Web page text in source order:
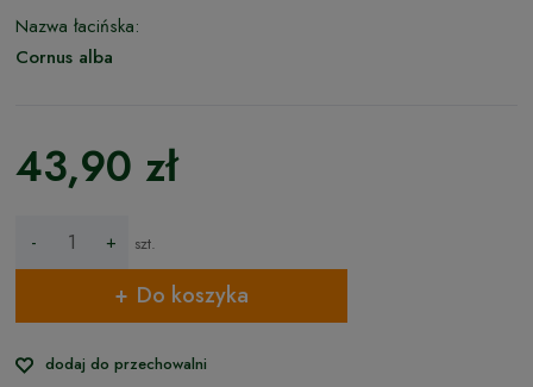
Nazwa łacińska:
Cornus alba
43,90 zł
- + szt.
Do koszyka
dodaj do przechowalni